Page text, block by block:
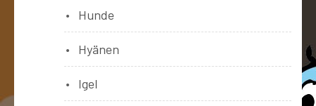
Hunde
Hyänen
Igel